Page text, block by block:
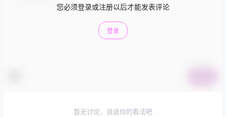
您必须登录或注册以后才能发表评论
登录
暂无讨论，说说你的看法吧